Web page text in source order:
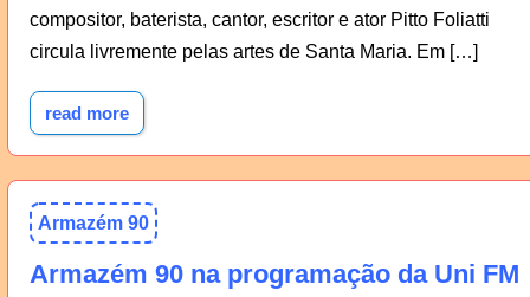
compositor, baterista, cantor, escritor e ator Pitto Foliatti
circula livremente pelas artes de Santa Maria. Em […]
read more
Armazém 90
Armazém 90 na programação da Uni FM